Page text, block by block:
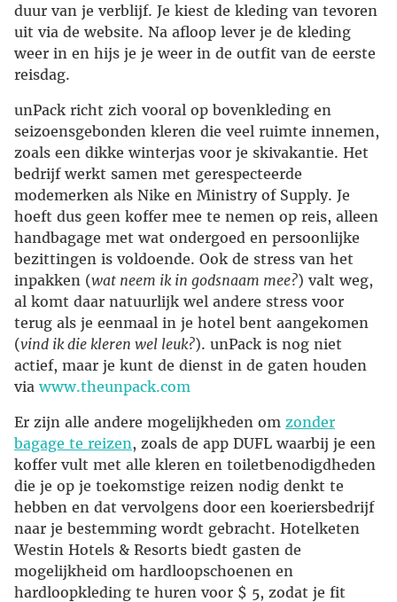
duur van je verblijf. Je kiest de kleding van tevoren
uit via de website. Na afloop lever je de kleding
weer in en hijs je je weer in de outfit van de eerste
reisdag.
unPack richt zich vooral op bovenkleding en
seizoensgebonden kleren die veel ruimte innemen,
zoals een dikke winterjas voor je skivakantie. Het
bedrijf werkt samen met gerespecteerde
modemerken als Nike en Ministry of Supply. Je
hoeft dus geen koffer mee te nemen op reis, alleen
handbagage met wat ondergoed en persoonlijke
bezittingen is voldoende. Ook de stress van het
inpakken (wat neem ik in godsnaam mee?) valt weg,
al komt daar natuurlijk wel andere stress voor
terug als je eenmaal in je hotel bent aangekomen
(vind ik die kleren wel leuk?). unPack is nog niet
actief, maar je kunt de dienst in de gaten houden
via www.theunpack.com
Er zijn alle andere mogelijkheden om zonder
bagage te reizen, zoals de app DUFL waarbij je een
koffer vult met alle kleren en toiletbenodigdheden
die je op je toekomstige reizen nodig denkt te
hebben en dat vervolgens door een koeriersbedrijf
naar je bestemming wordt gebracht. Hotelketen
Westin Hotels & Resorts biedt gasten de
mogelijkheid om hardloopschoenen en
hardloopkleding te huren voor $ 5, zodat je fit